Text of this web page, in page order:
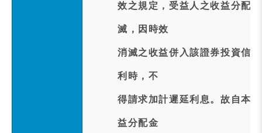
效之規定，受益人之收益分配
滅，因時效
消滅之收益併入該證券投資信
利時，不
得請求加計遲延利息。故自本
益分配金